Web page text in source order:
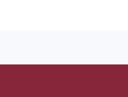
naar